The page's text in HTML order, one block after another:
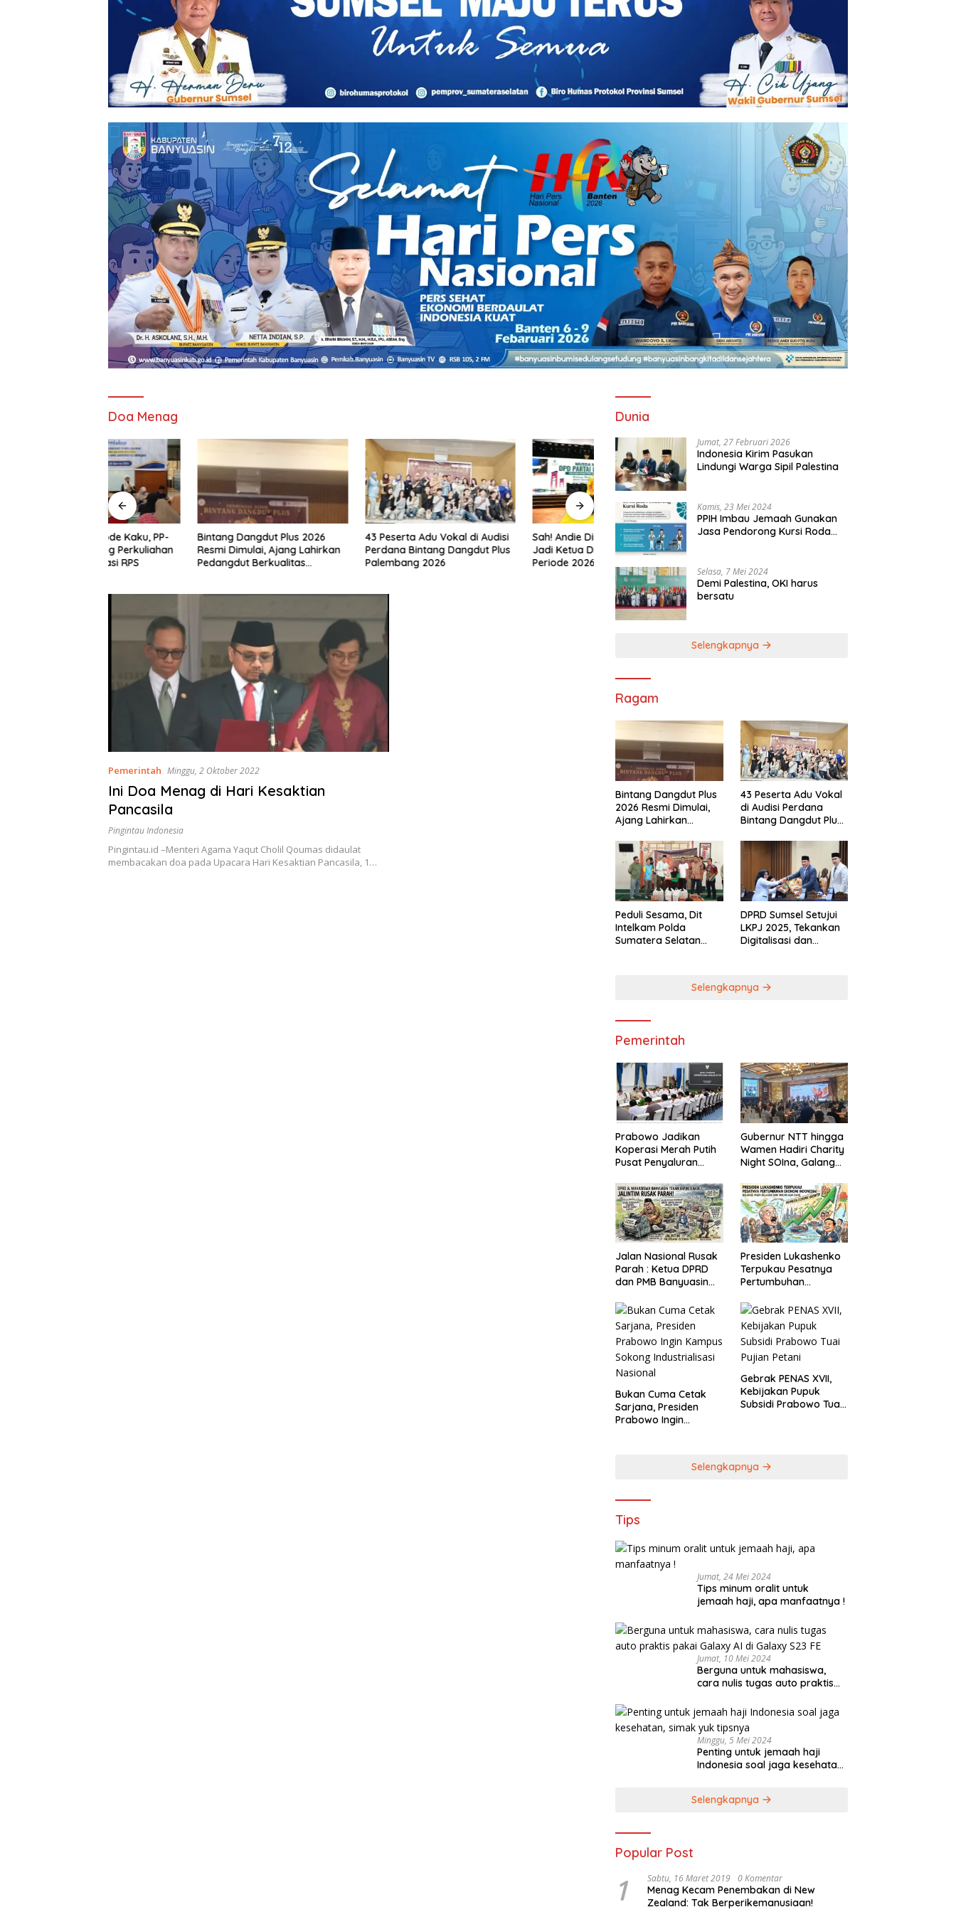
Doa Menag
Bintang Dangdut Plus 2026
Resmi Dimulai, Ajang Lahirkan
Pedangdut Berkualitas
43 Peserta Adu Vokal di Audisi
Perdana Bintang Dangdut Plus
Palembang 2026
Sah! Andie Dinialdie Terpilih
Jadi Ketua DPD Golkar Sumsel
Periode 2026–2031
Tanpa Tanding! 17 Daerah
Bersatu, Andie Dinialdie Kunci
Sumsel
Wagub Cik Ujang Launching
dan Kendalikan Inflasi
Pemerintah Minggu, 2 Oktober 2022
Ini Doa Menag di Hari Kesaktian
Pancasila
Pingintau Indonesia
Pingintau.id –Menteri Agama Yaqut Cholil Qoumas didaulat
membacakan doa pada Upacara Hari Kesaktian Pancasila, 1…
Dunia
Jumat, 27 Februari 2026
Indonesia Kirim Pasukan
Lindungi Warga Sipil Palestina
Kamis, 23 Mei 2024
PPIH Imbau Jemaah Gunakan
Jasa Pendorong Kursi Roda
Selasa, 7 Mei 2024
Demi Palestina, OKI harus
bersatu
Selengkapnya
Ragam
Bintang Dangdut Plus
2026 Resmi Dimulai,
Ajang Lahirkan
Berkualitas Sekaligus
Lestarikan Budaya
43 Peserta Adu Vokal
di Audisi Perdana
Bintang Dangdut Plus
Peduli Sesama, Dit
Intelkam Polda
Sumatera Selatan
DPRD Sumsel Setujui
LKPJ 2025, Tekankan
Digitalisasi dan
Selengkapnya
Pemerintah
Prabowo Jadikan
Koperasi Merah Putih
Pusat Penyaluran
Pemerintah
Gubernur NTT hingga
Wamen Hadiri Charity
Night SOIna, Galang
Jalan Nasional Rusak
Parah : Ketua DPRD
dan PMB Banyuasin
Presiden Lukashenko
Terpukau Pesatnya
Pertumbuhan
Bukan Cuma Cetak
Sarjana, Presiden
Prabowo Ingin
Gebrak PENAS XVII,
Kebijakan Pupuk
Subsidi Prabowo Tuai
Selengkapnya
Tips
Jumat, 24 Mei 2024
Tips minum oralit untuk
jemaah haji, apa manfaatnya !
Jumat, 10 Mei 2024
Berguna untuk mahasiswa,
cara nulis tugas auto praktis
FE
Minggu, 5 Mei 2024
Penting untuk jemaah haji
Indonesia soal jaga kesehatan,
Selengkapnya
Popular Post
1 Sabtu, 16 Maret 2019 0 Komentar
Menag Kecam Penembakan di New
Zealand: Tak Berperikemanusiaan!